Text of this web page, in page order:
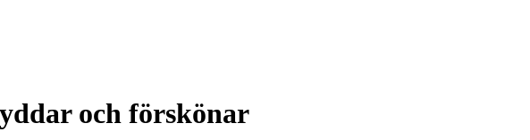
och förskönar